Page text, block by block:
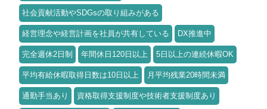
社会貢献活動やSDGsの取り組みがある
経営理念や経営計画を社員が共有している DX推進中
完全週休2日制 年間休日120日以上 5日以上の連続休暇OK
平均有給休暇取得日数は10日以上 月平均残業20時間未満
通勤手当あり 資格取得支援制度や技術者支援制度あり